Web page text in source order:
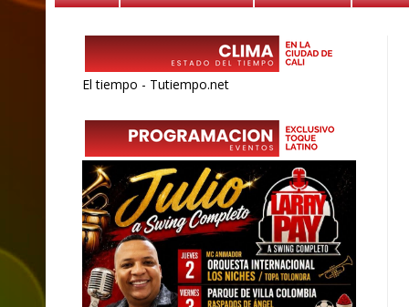
El tiempo - Tutiempo.net